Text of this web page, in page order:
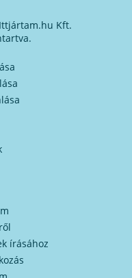
Kft.
írásához